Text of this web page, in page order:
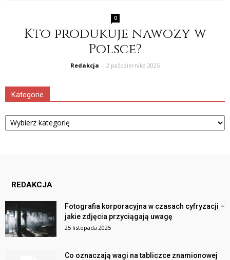
0
Kto produkuje nawozy w
Polsce?
Redakcja - 2 października 2025
Kategorie
Kategorie
REDAKCJA
Fotografia korporacyjna w czasach cyfryzacji –
jakie zdjęcia przyciągają uwagę
25 listopada 2025
Co oznaczają wagi na tabliczce znamionowej